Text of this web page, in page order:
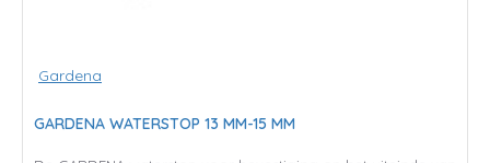
Gardena
GARDENA WATERSTOP 13 MM-15 MM